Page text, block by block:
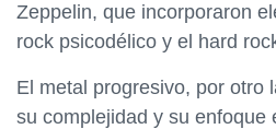
Zeppelin, que incorporaron
rock psicodélico y el hard
El metal progresivo, por otro
su complejidad y su enfoque